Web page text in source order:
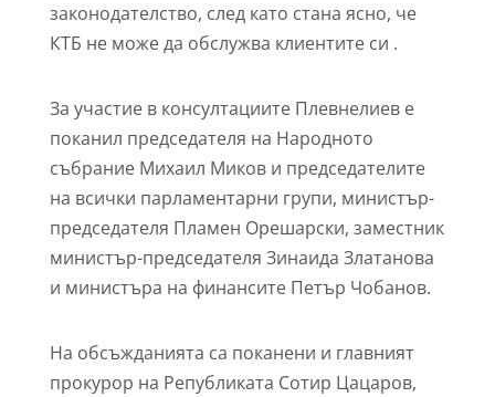
законодателство, след като стана ясно, че
КТБ не може да обслужва клиентите си .
За участие в консултациите Плевнелиев е
поканил председателя на Народното
събрание Михаил Миков и председателите
на всички парламентарни групи, министър-
председателя Пламен Орешарски, заместник
министър-председателя Зинаида Златанова
и министъра на финансите Петър Чобанов.
На обсъжданията са поканени и главният
прокурор на Републиката Сотир Цацаров,